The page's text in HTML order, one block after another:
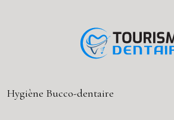
Hygiène Bucco-dentaire